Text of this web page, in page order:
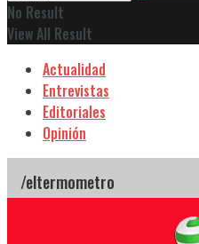
No Result
View All Result
Actualidad
Entrevistas
Editoriales
Opinión